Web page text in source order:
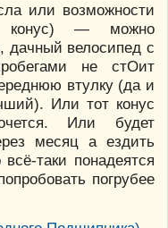
или возможности
конус) — можно
дачный велосипед с
не стОит
втулку (да и
Или тот конус
Или будет
месяц а ездить
таки понадеятся
погрубее